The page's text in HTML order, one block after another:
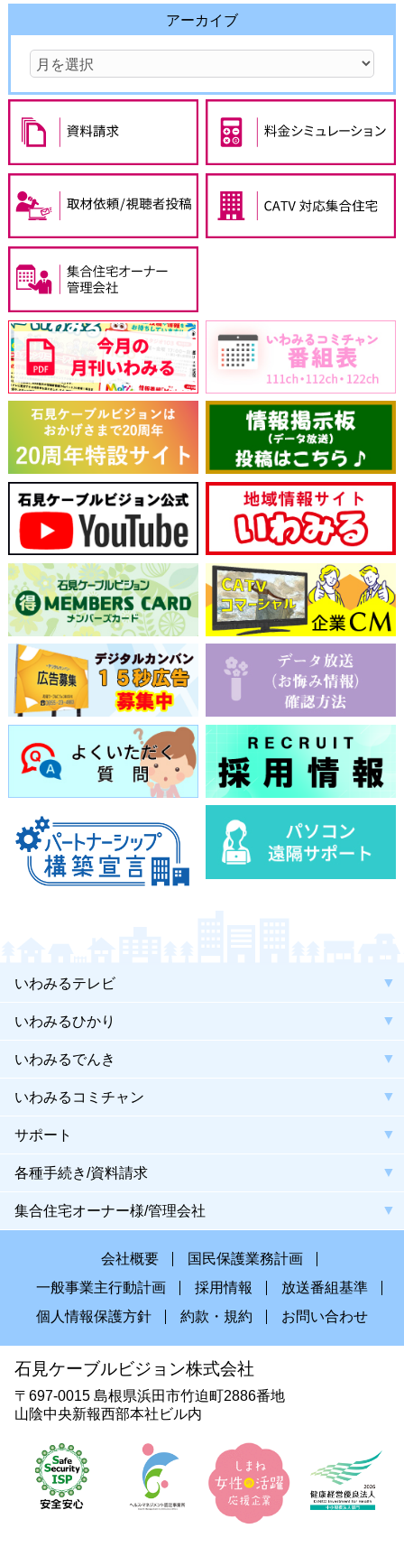
アーカイブ
いわみるテレビ
いわみるひかり
いわみるでんき
いわみるコミチャン
サポート
各種手続き/資料請求
集合住宅オーナー様/管理会社
会社概要
国民保護業務計画
一般事業主行動計画
採用情報
放送番組基準
個人情報保護方針
約款・規約 お問い合わせ
石見ケーブルビジョン株式会社
〒697-0015 島根県浜田市竹迫町2886番地
山陰中央新報西部本社ビル内